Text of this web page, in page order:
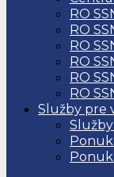
RO
RO
RO
RO
RO
RO
Služby pre